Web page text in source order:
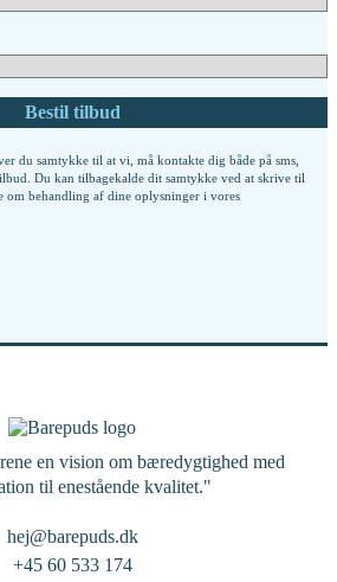
du samtykke til at vi, må kontakte dig både på sms,
Du kan tilbagekalde dit samtykke ved at skrive til
om behandling af dine oplysninger i vores
en vision om bæredygtighed med
til enestående kvalitet."
hej@barepuds.dk
+45 60 533 174